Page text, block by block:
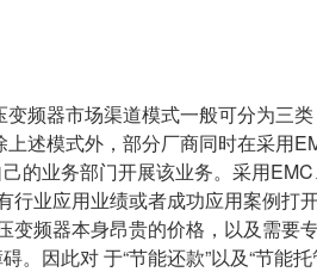
频器市场渠道模式一般可分为三
上述模式外，部分厂商同时在采用
的业务部门开展该业务。采用
行业应用业绩或者成功应用案例打
变频器本身昂贵的价格，以及需
。因此对 于“节能还款”以及“节能